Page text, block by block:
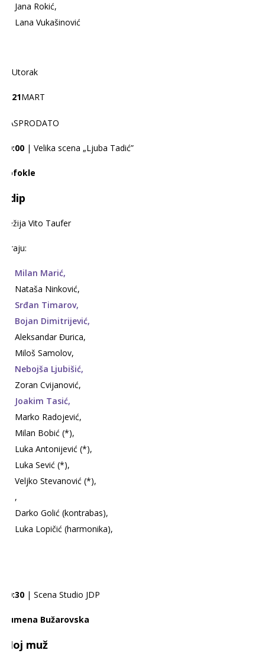
Jana Rokić,
Lana Vukašinović
Utorak
21MART
RASPRODATO
20:00 | Velika scena „Ljuba Tadić”
Sofokle
Edip
Režija Vito Taufer
Igraju:
Milan Marić,
Nataša Ninković,
Srđan Timarov,
Bojan Dimitrijević,
Aleksandar Đurica,
Miloš Samolov,
Nebojša Ljubišić,
Zoran Cvijanović,
Joakim Tasić,
Marko Radojević,
Milan Bobić (*),
Luka Antonijević (*),
Luka Sević (*),
Veljko Stevanović (*),
,
Darko Golić (kontrabas),
Luka Lopičić (harmonika),
20:30 | Scena Studio JDP
Rumena Bužarovska
Moj muž